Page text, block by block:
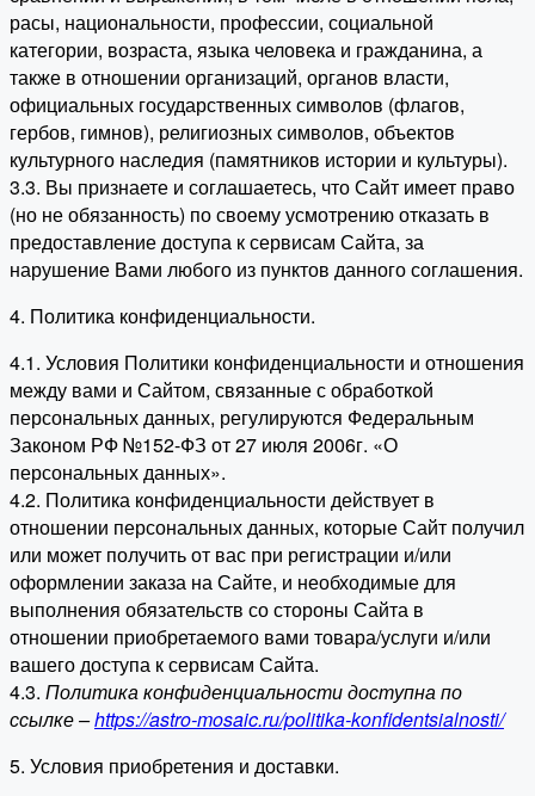
расы, национальности, профессии, социальной
категории, возраста, языка человека и гражданина, а
также в отношении организаций, органов власти,
официальных государственных символов (флагов,
гербов, гимнов), религиозных символов, объектов
культурного наследия (памятников истории и культуры).
3.3. Вы признаете и соглашаетесь, что Сайт имеет право
(но не обязанность) по своему усмотрению отказать в
предоставление доступа к сервисам Сайта, за
нарушение Вами любого из пунктов данного соглашения.
4. Политика конфиденциальности.
4.1. Условия Политики конфиденциальности и отношения
между вами и Сайтом, связанные с обработкой
персональных данных, регулируются Федеральным
Законом РФ №152-ФЗ от 27 июля 2006г. «О
персональных данных».
4.2. Политика конфиденциальности действует в
отношении персональных данных, которые Сайт получил
или может получить от вас при регистрации и/или
оформлении заказа на Сайте, и необходимые для
выполнения обязательств со стороны Сайта в
отношении приобретаемого вами товара/услуги и/или
вашего доступа к сервисам Сайта.
4.3. Политика конфиденциальности доступна по
ссылке –https://astro-mosaic.ru/politika-konfidentsialnosti/
5. Условия приобретения и доставки.